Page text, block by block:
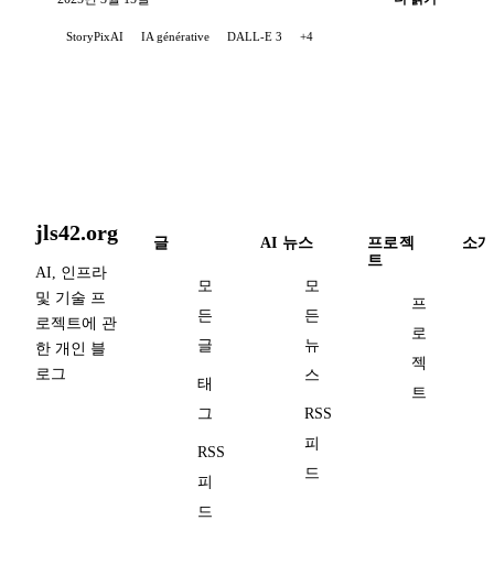
StoryPixAI IA générative DALL-E 3 +4
jls42.org
AI, 인프라
및 기술 프
로젝트에 관
한 개인 블
로그
글
모
든
글
태
그
RSS
피
드
AI 뉴스
모
든
뉴
스
RSS
피
드
프로젝
트
프
로
젝
트
소개